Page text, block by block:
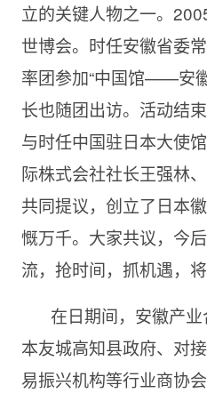
立的关键人物之一。
世博会。时任安徽省委
率团参加“中国馆——安
长也随团出访。活动结
与时任中国驻日本大使
际株式会社社长王强林
共同提议，创立了日本
慨万千。大家共议，今
流，抢时间，抓机遇，
在日期间，安徽产
本友城高知县政府、对
易振兴机构等行业商协